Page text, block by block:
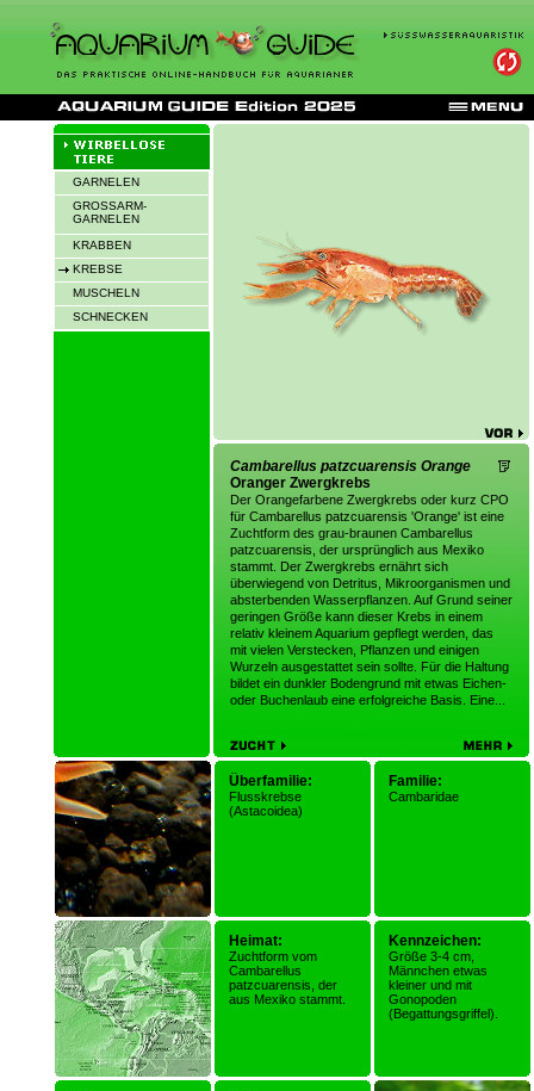
GARNELEN
GROSSARM-
GARNELEN
KRABBEN
KREBSE
MUSCHELN
SCHNECKEN
Cambarellus patzcuarensis Orange
Oranger Zwergkrebs
Der Orangefarbene Zwergkrebs oder kurz CPO
für Cambarellus patzcuarensis 'Orange' ist eine
Zuchtform des grau-braunen Cambarellus
patzcuarensis, der ursprünglich aus Mexiko
stammt. Der Zwergkrebs ernährt sich
überwiegend von Detritus, Mikroorganismen und
absterbenden Wasserpflanzen. Auf Grund seiner
geringen Größe kann dieser Krebs in einem
relativ kleinem Aquarium gepflegt werden, das
mit vielen Verstecken, Pflanzen und einigen
Wurzeln ausgestattet sein sollte. Für die Haltung
bildet ein dunkler Bodengrund mit etwas Eichen-
oder Buchenlaub eine erfolgreiche Basis. Eine...
Überfamilie:
Flusskrebse
(Astacoidea)
Familie:
Cambaridae
Heimat:
Zuchtform vom
Cambarellus
patzcuarensis, der
aus Mexiko stammt.
Kennzeichen:
Größe 3-4 cm,
Männchen etwas
kleiner und mit
Gonopoden
(Begattungsgriffel).